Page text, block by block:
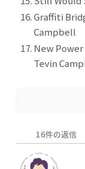
Graffiti
Campbell
New
Tevin
16件の返信